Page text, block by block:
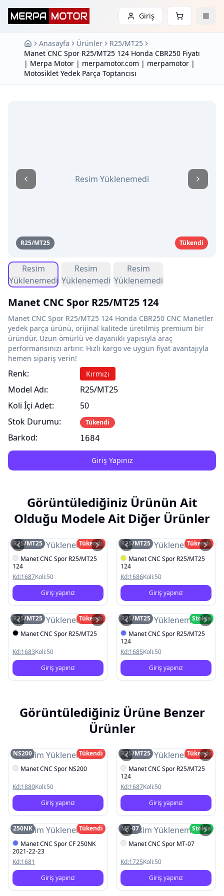
Giriş
Anasayfa Ürünler
R25/MT25
Manet CNC Spor R25/MT25 124 Honda CBR250 Fiyatı
| Merpa Motor | merpamotor.com | merpamotor |
Motosiklet Yedek Parça Toptancısı
R25/MT25 Tükendi
Resim Yüklenemedi
Resim
Yüklenemedi
Resim
Yüklenemedi
Resim
Yüklenemedi
Manet CNC Spor R25/MT25 124
Manet CNC Spor R25/MT25 124 Honda CBR250 CNC Manetler
yedek parça ürünü, orijinal kalitede üretilmiş premium bir
üründür. Uzun ömürlü ve dayanıklı yapısıyla araç
performansınızı artırır. Hızlı kargo ve uygun fiyat avantajıyla
hemen sipariş verin!
Renk:
Model Adı:
Koli İçi Adet:
Stok Durumu:
Barkod:
Kırmızı
R25/MT25
50
Tükendi
1684
Giriş Yapınız
Görüntülediğiniz Ürünün Ait
Olduğu Modele Ait Diğer Ürünler
Resim Yüklenemedi
R25/MT25
Tükendi
Manet CNC Spor R25/MT25
124
Kd:1687Koli:50
Giriş yapınız
Resim Yüklenemedi
R25/MT25
Tükendi
Manet CNC Spor R25/MT25
124
Kd:1686Koli:50
Giriş yapınız
Resim Yüklenemedi
R25/MT25
Tükendi
Manet CNC Spor R25/MT25
Kd:1683Koli:50
Giriş yapınız
Resim Yüklenemedi
R25/MT25
Stokta
Manet CNC Spor R25/MT25
124
Kd:1685Koli:50
Giriş yapınız
Görüntülediğiniz Ürüne Benzer
Ürünler
Resim Yüklenemedi
NS200
Tükendi
Manet CNC Spor NS200
Kd:1880Koli:50
Giriş yapınız
Resim Yüklenemedi
R25/MT25
Tükendi
Manet CNC Spor R25/MT25
124
Kd:1687Koli:50
Giriş yapınız
Resim Yüklenemedi
250NK
Tükendi
Manet CNC Spor CF 250NK
2021-22-23
Kd:1681
Giriş yapınız
Resim Yüklenemedi
MT-07
Stokta
Manet CNC Spor MT-07
Kd:1725Koli:50
Giriş yapınız